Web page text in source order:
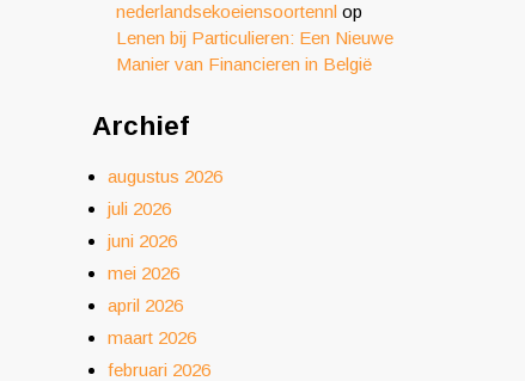
nederlandsekoeiensoortennl op
Lenen bij Particulieren: Een Nieuwe
Manier van Financieren in België
Archief
augustus 2026
juli 2026
juni 2026
mei 2026
april 2026
maart 2026
februari 2026